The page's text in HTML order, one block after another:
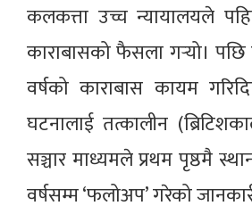
कलकत्ता उच्च न्यायालयले
काराबासको फैसला गर्‍यो।
वर्षको काराबास कायम
घटनालाई तत्कालीन
सञ्चार माध्यमले प्रथम पृष्ठमै
वर्षसम्म ‘फलोअप’ गरेको